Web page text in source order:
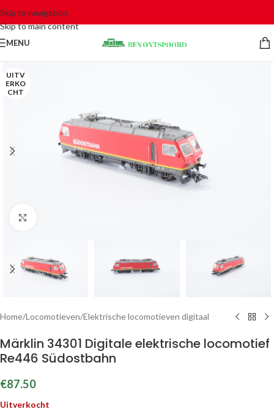
Skip to navigation
Skip to main content
MENU
UITV
ERKO
CHT
Home/Locomotieven/Elektrische locomotieven digitaal
Märklin 34301 Digitale elektrische locomotief
Re446 Südostbahn
€87.50
Uitverkocht